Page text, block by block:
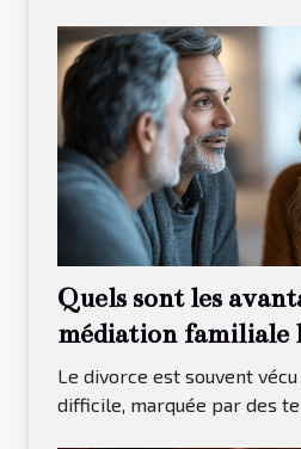
Quels sont les
médiation familiale
divorce ?
Le divorce est souvent
difficile, marquée par des